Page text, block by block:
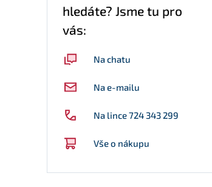
hledáte? Jsme tu pro
vás:
Na chatu
Na e-mailu
Na lince 724 343 299
Vše o nákupu